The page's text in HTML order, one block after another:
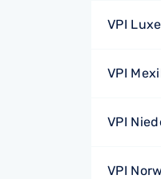
VPI
VPI
VPI
VPI